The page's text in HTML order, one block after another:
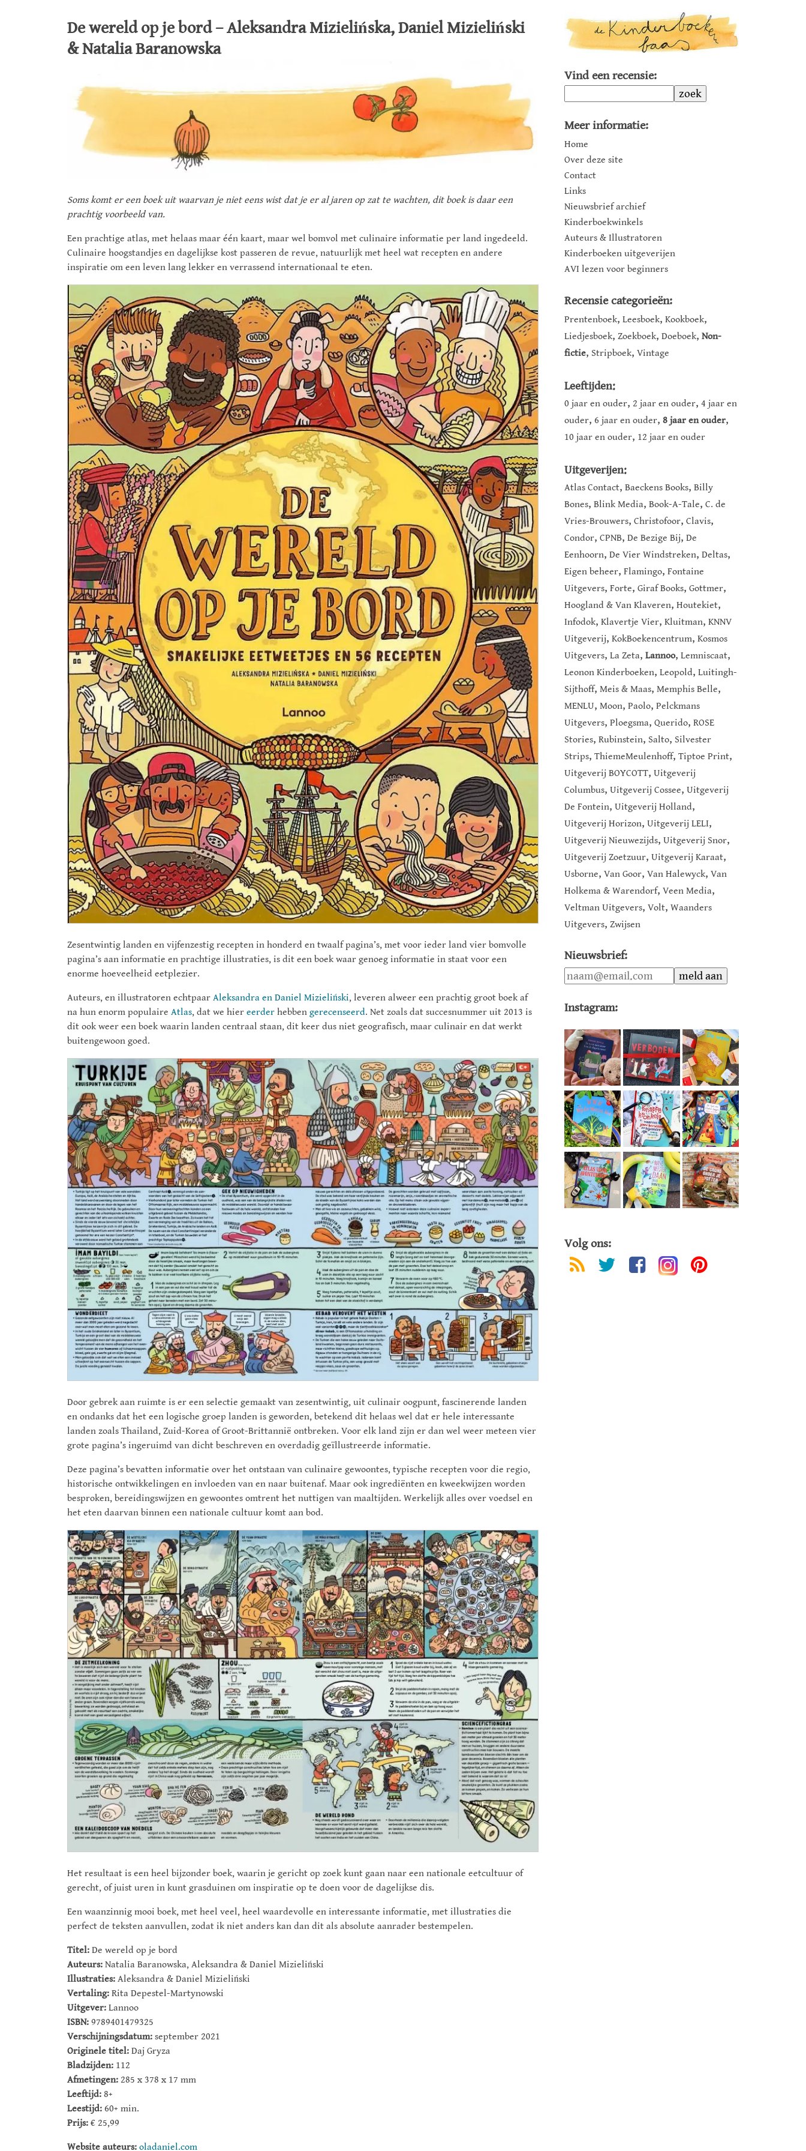
De wereld op je bord – Aleksandra Mizielińska, Daniel Mizieliński
& Natalia Baranowska
Soms komt er een boek uit waarvan je niet eens wist dat je er al jaren op zat te wachten, dit boek is daar een
prachtig voorbeeld van.
Een prachtige atlas, met helaas maar één kaart, maar wel bomvol met culinaire informatie per land ingedeeld.
Culinaire hoogstandjes en dagelijkse kost passeren de revue, natuurlijk met heel wat recepten en andere
inspiratie om een leven lang lekker en verrassend internationaal te eten.
Zesentwintig landen en vijfenzestig recepten in honderd en twaalf pagina’s, met voor ieder land vier bomvolle
pagina’s aan informatie en prachtige illustraties, is dit een boek waar genoeg informatie in staat voor een
enorme hoeveelheid eetplezier.
Auteurs, en illustratoren echtpaar Aleksandra en Daniel Mizieliński, leveren alweer een prachtig groot boek af
na hun enorm populaire Atlas, dat we hier eerder hebben gerecenseerd. Net zoals dat succesnummer uit 2013 is
dit ook weer een boek waarin landen centraal staan, dit keer dus niet geografisch, maar culinair en dat werkt
buitengewoon goed.
Door gebrek aan ruimte is er een selectie gemaakt van zesentwintig, uit culinair oogpunt, fascinerende landen
en ondanks dat het een logische groep landen is geworden, betekend dit helaas wel dat er hele interessante
landen zoals Thailand, Zuid-Korea of Groot-Brittannië ontbreken. Voor elk land zijn er dan wel weer meteen vier
grote pagina’s ingeruimd van dicht beschreven en overdadig geïllustreerde informatie.
Deze pagina’s bevatten informatie over het ontstaan van culinaire gewoontes, typische recepten voor die regio,
historische ontwikkelingen en invloeden van en naar buitenaf. Maar ook ingrediënten en kweekwijzen worden
besproken, bereidingswijzen en gewoontes omtrent het nuttigen van maaltijden. Werkelijk alles over voedsel en
het eten daarvan binnen een nationale cultuur komt aan bod.
Het resultaat is een heel bijzonder boek, waarin je gericht op zoek kunt gaan naar een nationale eetcultuur of
gerecht, of juist uren in kunt grasduinen om inspiratie op te doen voor de dagelijkse dis.
Een waanzinnig mooi boek, met heel veel, heel waardevolle en interessante informatie, met illustraties die
perfect de teksten aanvullen, zodat ik niet anders kan dan dit als absolute aanrader bestempelen.
Titel: De wereld op je bord
Auteurs: Natalia Baranowska, Aleksandra & Daniel Mizieliński
Illustraties: Aleksandra & Daniel Mizieliński
Vertaling: Rita Depestel-Martynowski
Uitgever: Lannoo
ISBN: 9789401479325
Verschijningsdatum: september 2021
Originele titel: Daj Gryza
Bladzijden: 112
Afmetingen: 285 x 378 x 17 mm
Leeftijd: 8+
Leestijd: 60+ min.
Prijs: € 25,99
Website auteurs: oladaniel.com
Vind een recensie:
zoek
Meer informatie:
Home
Over deze site
Contact
Links
Nieuwsbrief archief
Kinderboekwinkels
Auteurs & Illustratoren
Kinderboeken uitgeverijen
AVI lezen voor beginners
Recensie categorieën:
Prentenboek, Leesboek, Kookboek,
Liedjesboek, Zoekboek, Doeboek, Non-
fictie, Stripboek, Vintage
Leeftijden:
0 jaar en ouder, 2 jaar en ouder, 4 jaar en
ouder, 6 jaar en ouder, 8 jaar en ouder,
10 jaar en ouder, 12 jaar en ouder
Uitgeverijen:
Atlas Contact, Baeckens Books, Billy
Bones, Blink Media, Book-A-Tale, C. de
Vries-Brouwers, Christofoor, Clavis,
Condor, CPNB, De Bezige Bij, De
Eenhoorn, De Vier Windstreken, Deltas,
Eigen beheer, Flamingo, Fontaine
Uitgevers, Forte, Giraf Books, Gottmer,
Hoogland & Van Klaveren, Houtekiet,
Infodok, Klavertje Vier, Kluitman, KNNV
Uitgeverij, KokBoekencentrum, Kosmos
Uitgevers, La Zeta, Lannoo, Lemniscaat,
Leonon Kinderboeken, Leopold, Luitingh-
Sijthoff, Meis & Maas, Memphis Belle,
MENLU, Moon, Paolo, Pelckmans
Uitgevers, Ploegsma, Querido, ROSE
Stories, Rubinstein, Salto, Silvester
Strips, ThiemeMeulenhoff, Tiptoe Print,
Uitgeverij BOYCOTT, Uitgeverij
Columbus, Uitgeverij Cossee, Uitgeverij
De Fontein, Uitgeverij Holland,
Uitgeverij Horizon, Uitgeverij LELI,
Uitgeverij Nieuwezijds, Uitgeverij Snor,
Uitgeverij Zoetzuur, Uitgeverij Karaat,
Usborne, Van Goor, Van Halewyck, Van
Holkema & Warendorf, Veen Media,
Veltman Uitgevers, Volt, Waanders
Uitgevers, Zwijsen
Nieuwsbrief:
Instagram:
Volg ons: